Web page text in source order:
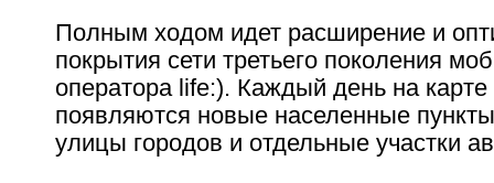
Полным ходом идет расширение и
покрытия сети третьего поколения
оператора life:). Каждый день на
появляются новые населенные
улицы городов и отдельные участки